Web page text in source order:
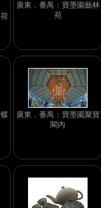
廣東．番禺：寶墨園藝林
苑
廣東．番禺：寶墨園聚寶
閣內